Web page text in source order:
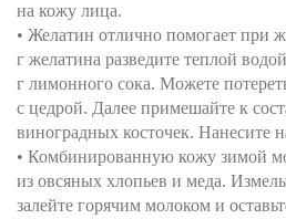
на кожу лица.
• Желатин отлично помогает при
г желатина разведите теплой
г лимонного сока. Можете
с цедрой. Далее примешайте к
виноградных косточек. Нанесите
• Комбинированную кожу зимой
из овсяных хлопьев и меда.
залейте горячим молоком и